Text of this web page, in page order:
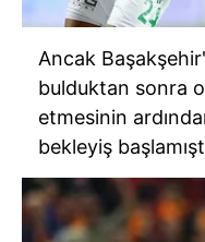
Ancak
bulduktan sonra
etmesinin
bekleyiş